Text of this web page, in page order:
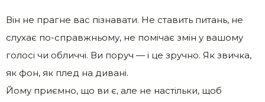
Він не прагне вас пізнавати. Не ставить питань, не
слухає по-справжньому, не помічає змін у вашому
голосі чи обличчі. Ви поруч — і це зручно. Як звичка,
як фон, як плед на дивані.
Йому приємно, що ви є, але не настільки, щоб